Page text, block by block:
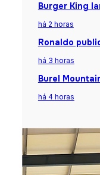
Burger King
há 2 horas
Ronaldo
há 3 horas
Burel
há 4 horas